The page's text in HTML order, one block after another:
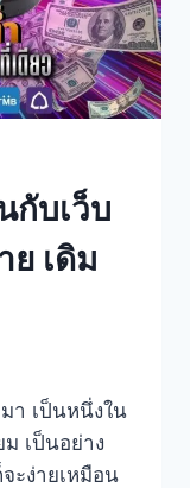
กับเว็บ
ย เดิม
า เป็นหนึ่งใน
เป็นอย่าง
ะง่ายเหมือน